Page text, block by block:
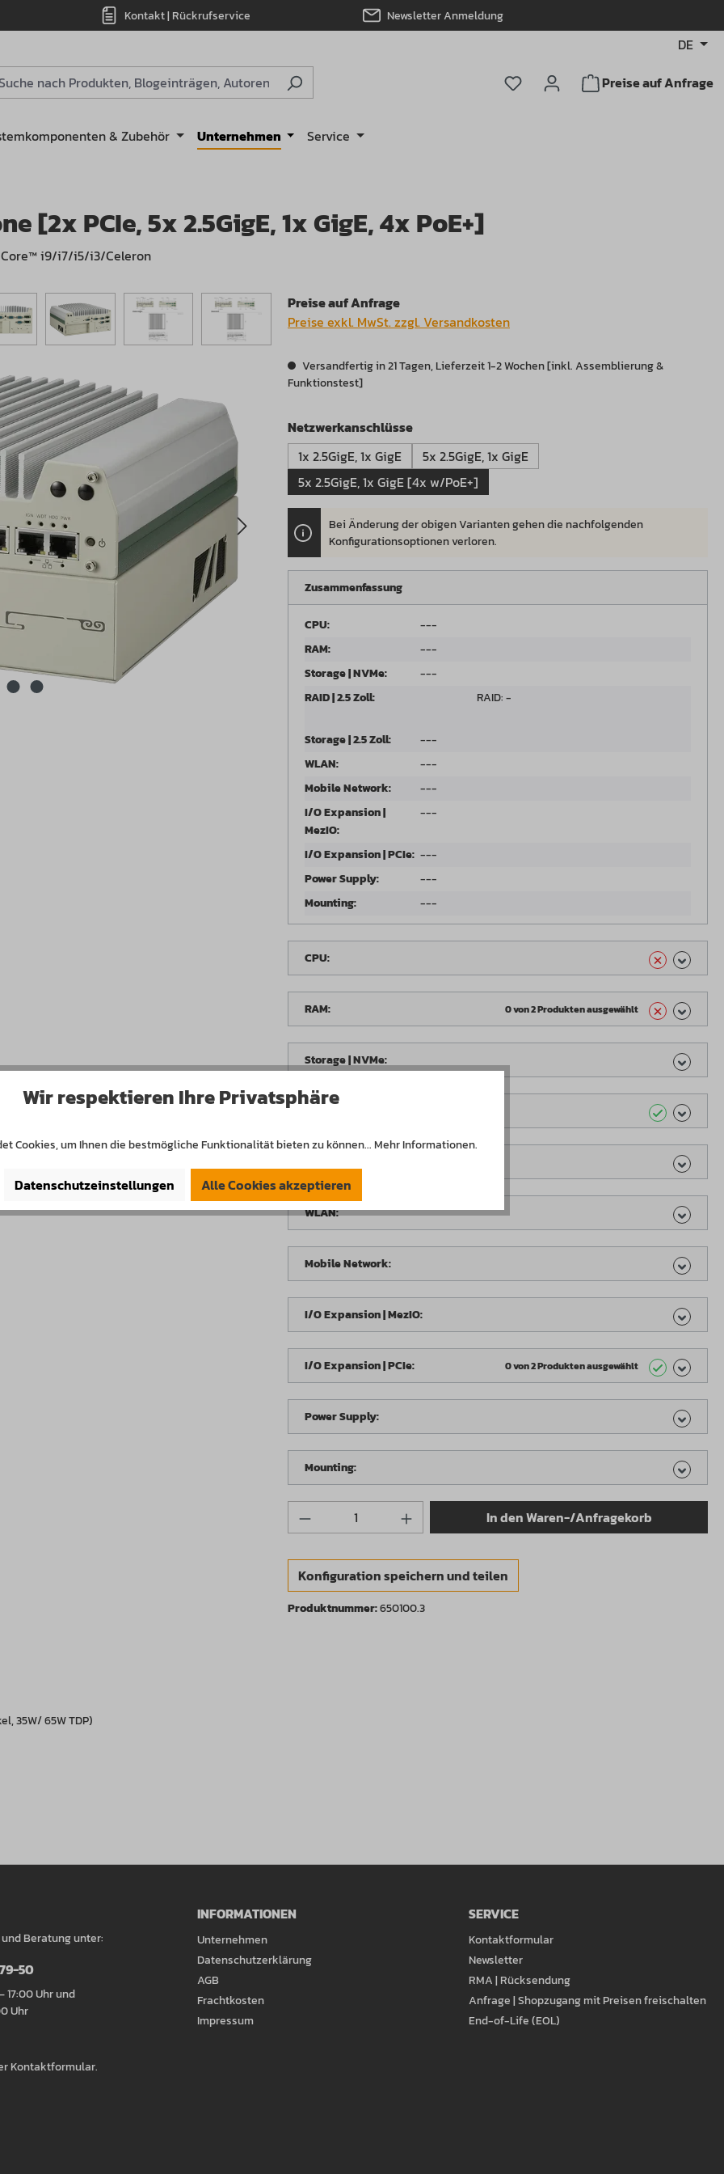
Kontakt | Rückrufservice Newsletter Anmeldung
DE
Du hast 0 Produkte auf dem
Preise auf Anfrage
& Zubehör Unternehmen Service
[2x PCIe, 5x 2.5GigE, 1x GigE, 4x PoE+]
Core™ i9/i7/i5/i3/Celeron
Preise auf Anfrage
Preise exkl. MwSt. zzgl. Versandkosten
Versandfertig in 21 Tagen, Lieferzeit 1-2 Wochen [inkl. Assemblierung &
Funktionstest]
Netzwerkanschlüsseauswählen
1x 2.5GigE, 1x GigE
5x 2.5GigE, 1x GigE
5x 2.5GigE, 1x GigE [4x w/PoE+]
Bei Änderung der obigen Varianten gehen die nachfolgenden
Konfigurationsoptionen verloren.
Zusammenfassung
CPU:
---
RAM:
---
Storage | NVMe:
---
RAID | 2.5 Zoll:
RAID: -
Storage | 2.5 Zoll:
---
WLAN:
---
Mobile Network:
---
I/O Expansion |
MezIO:
---
I/O Expansion | PCIe: ---
Power Supply:
---
Mounting:
---
CPU:
RAM: 0 von 2 Produkten ausgewählt
Storage | NVMe:
WLAN:
Mobile Network:
I/O Expansion | MezIO:
I/O Expansion | PCIe: 0 von 2 Produkten ausgewählt
Power Supply:
Mounting:
Produkt Anzahl: Gib den gewünschten Wert ein
In den Waren-/Anfragekorb
Konfiguration speichern und teilen
Produktnummer:650100.3
35W/ 65W TDP)
Beratung unter:
50
17:00 Uhr und
Uhr
Kontaktformular.
INFORMATIONEN
Unternehmen
Datenschutzerklärung
AGB
Frachtkosten
Impressum
SERVICE
Kontaktformular
Newsletter
RMA | Rücksendung
Anfrage | Shopzugang mit Preisen freischalten
End-of-Life (EOL)
Wir respektieren Ihre Privatsphäre
Cookies, um Ihnen die bestmögliche Funktionalität bieten zu können...Mehr Informationen.
Datenschutzeinstellungen Alle Cookies akzeptieren